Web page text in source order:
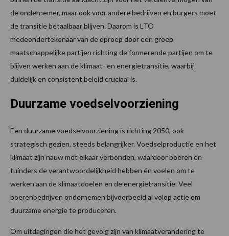
de ondernemer, maar ook voor andere bedrijven en burgers moet
de transitie betaalbaar blijven. Daarom is LTO
medeondertekenaar van de oproep door een groep
maatschappelijke partijen richting de formerende partijen om te
blijven werken aan de klimaat- en energietransitie, waarbij
duidelijk en consistent beleid cruciaal is.
Duurzame voedselvoorziening
Een duurzame voedselvoorziening is richting 2050, ook
strategisch gezien, steeds belangrijker. Voedselproductie en het
klimaat zijn nauw met elkaar verbonden, waardoor boeren en
tuinders de verantwoordelijkheid hebben én voelen om te
werken aan de klimaatdoelen en de energietransitie. Veel
boerenbedrijven ondernemen bijvoorbeeld al volop actie om
duurzame energie te produceren.
Om uitdagingen die het gevolg zijn van klimaatverandering te